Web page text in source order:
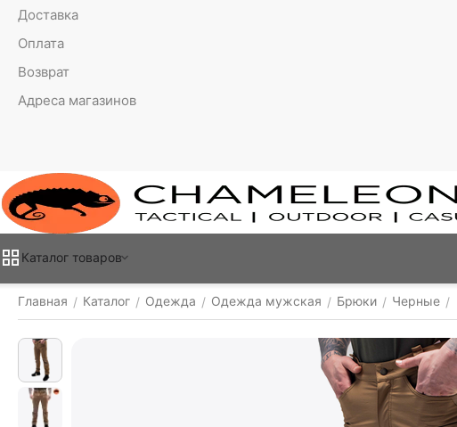
Доставка
Оплата
Возврат
Адреса магазинов
Каталог товаров
Главная / Каталог / Одежда / Одежда мужская / Брюки / Черные /